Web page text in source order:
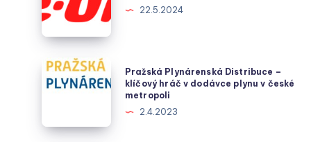
přihlášení
22.5.2024
Pražská
Plynárenská
klíčový
Pražská Plynárenská Distribuce –
klíčový hráč v dodávce plynu v české
metropoli
2.4.2023